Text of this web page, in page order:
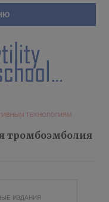
тромбоэмболия
ИЗДАНИЯ